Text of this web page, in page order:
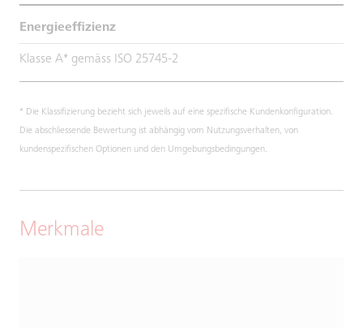
Energieeffizienz
Klasse A* gemäss ISO 25745-2
* Die Klassifizierung bezieht sich jeweils auf eine spezifische Kundenkonfiguration.
Die abschliessende Bewertung ist abhängig vom Nutzungsverhalten, von
kundenspezifischen Optionen und den Umgebungsbedingungen.
Merkmale